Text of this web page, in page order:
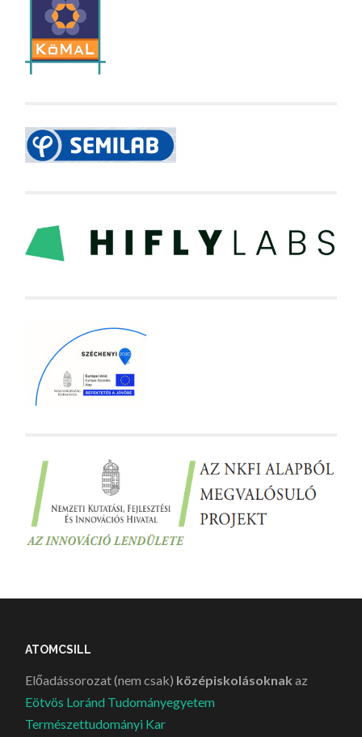
ATOMCSILL
Előadássorozat (nem csak) középiskolásoknak az
Eötvös Loránd Tudományegyetem
Természettudományi Kar